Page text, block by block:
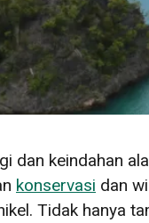
dan keindahan
konservasi dan
Tidak hanya